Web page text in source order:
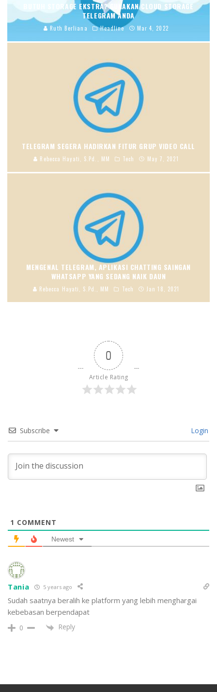
BUTUH STORAGE EKSTRA? GUNAKAN CLOUD STORAGE
TELEGRAM ANDA
Ruth Berliana Headline Mar 4, 2022
TELEGRAM SEGERA HADIRKAN FITUR GRUP VIDEO CALL
Rebecca Hayati, S.Pd., MM Tech May 7, 2021
MENGENAL TELEGRAM, APLIKASI CHATTING SAINGAN
WHATSAPP YANG SEDANG NAIK DAUN
Rebecca Hayati, S.Pd., MM Tech Jan 18, 2021
0
Article Rating
Subscribe Login
1 COMMENT
Newest
Tania 5 years ago
Sudah saatnya beralih ke platform yang lebih menghargai
kebebasan berpendapat
0 Reply